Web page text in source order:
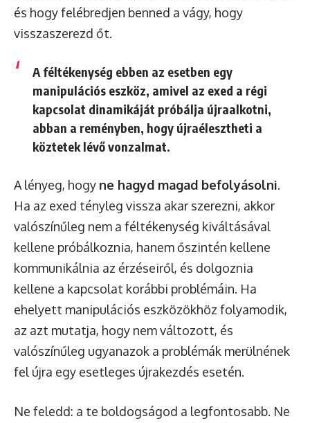
és hogy felébredjen benned a vágy, hogy
visszaszerezd őt.
A féltékenység ebben az esetben egy
manipulációs eszköz, amivel az exed a régi
kapcsolat dinamikáját próbálja újraalkotni,
abban a reményben, hogy újraélesztheti a
köztetek lévő vonzalmat.
A lényeg, hogy ne hagyd magad befolyásolni.
Ha az exed tényleg vissza akar szerezni, akkor
valószínűleg nem a féltékenység kiváltásával
kellene próbálkoznia, hanem őszintén kellene
kommunikálnia az érzéseiről, és dolgoznia
kellene a kapcsolat korábbi problémáin. Ha
ehelyett manipulációs eszközökhöz folyamodik,
az azt mutatja, hogy nem változott, és
valószínűleg ugyanazok a problémák merülnének
fel újra egy esetleges újrakezdés esetén.
Ne feledd: a te boldogságod a legfontosabb. Ne